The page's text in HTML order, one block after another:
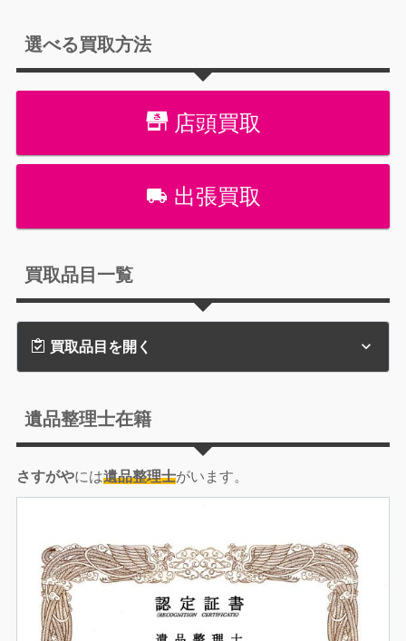
選べる買取方法
店頭買取
出張買取
買取品目一覧
買取品目を開く
遺品整理士在籍
さすがやには遺品整理士がいます。